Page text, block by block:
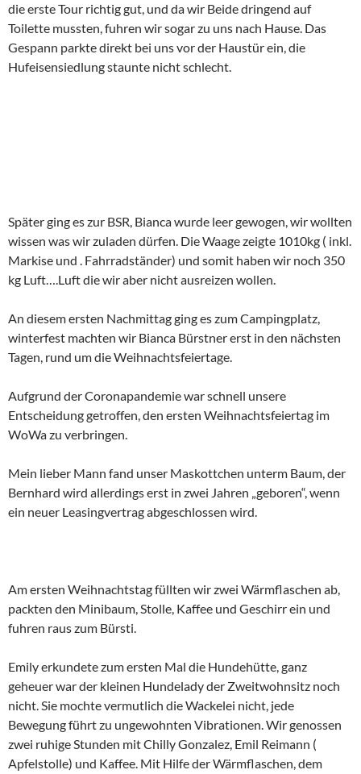
die erste Tour richtig gut, und da wir Beide dringend auf
Toilette mussten, fuhren wir sogar zu uns nach Hause. Das
Gespann parkte direkt bei uns vor der Haustür ein, die
Hufeisensiedlung staunte nicht schlecht.
Später ging es zur BSR, Bianca wurde leer gewogen, wir wollten
wissen was wir zuladen dürfen. Die Waage zeigte 1010kg ( inkl.
Markise und . Fahrradständer) und somit haben wir noch 350
kg Luft….Luft die wir aber nicht ausreizen wollen.
An diesem ersten Nachmittag ging es zum Campingplatz,
winterfest machten wir Bianca Bürstner erst in den nächsten
Tagen, rund um die Weihnachtsfeiertage.
Aufgrund der Coronapandemie war schnell unsere
Entscheidung getroffen, den ersten Weihnachtsfeiertag im
WoWa zu verbringen.
Mein lieber Mann fand unser Maskottchen unterm Baum, der
Bernhard wird allerdings erst in zwei Jahren „geboren“, wenn
ein neuer Leasingvertrag abgeschlossen wird.
Am ersten Weihnachtstag füllten wir zwei Wärmflaschen ab,
packten den Minibaum, Stolle, Kaffee und Geschirr ein und
fuhren raus zum Bürsti.
Emily erkundete zum ersten Mal die Hundehütte, ganz
geheuer war der kleinen Hundelady der Zweitwohnsitz noch
nicht. Sie mochte vermutlich die Wackelei nicht, jede
Bewegung führt zu ungewohnten Vibrationen. Wir genossen
zwei ruhige Stunden mit Chilly Gonzalez, Emil Reimann (
Apfelstolle) und Kaffee. Mit Hilfe der Wärmflaschen, dem